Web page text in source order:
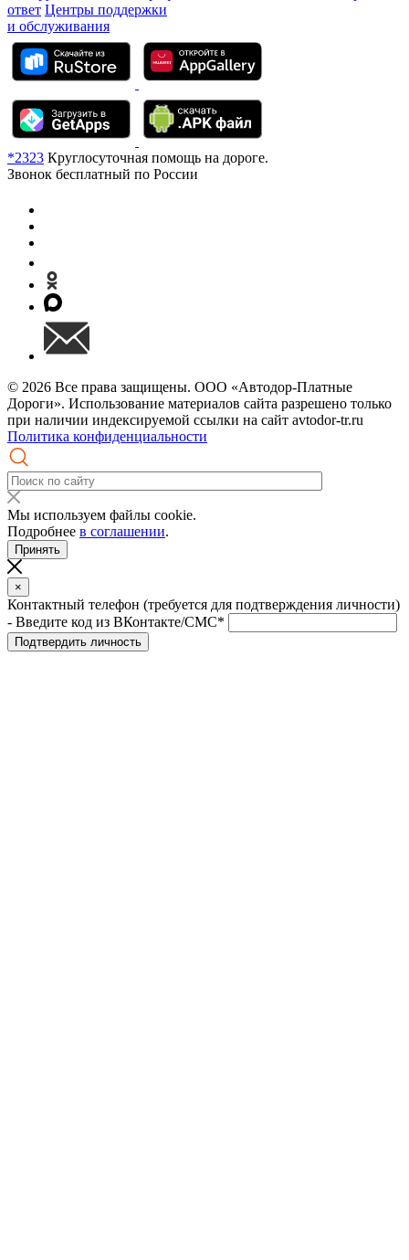
ответ Центры поддержки
и обслуживания
*2323 Круглосуточная помощь на дороге.
Звонок бесплатный по России
© 2026 Все права защищены. ООО «Автодор-Платные
Дороги». Использование материалов сайта разрешено только
при наличии индексируемой ссылки на сайт avtodor-tr.ru
Политика конфиденциальности
Мы используем файлы cookie.
Подробнее в соглашении.
Принять
×
Контактный телефон (требуется для подтверждения личности)
- Введите код из ВКонтакте/СМС*
Подтвердить личность